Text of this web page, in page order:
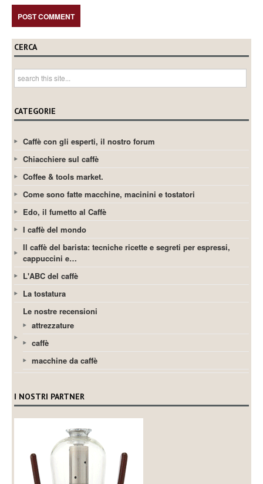
CERCA
CATEGORIE
Caffè con gli esperti, il nostro forum
Chiacchiere sul caffè
Coffee & tools market.
Come sono fatte macchine, macinini e tostatori
Edo, il fumetto al Caffè
I caffè del mondo
Il caffè del barista: tecniche ricette e segreti per espressi,
cappuccini e…
L'ABC del caffè
La tostatura
Le nostre recensioni
attrezzature
caffè
macchine da caffè
I NOSTRI PARTNER